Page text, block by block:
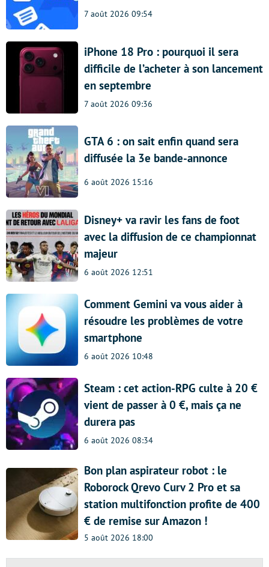
7 août 2026 09:54
iPhone 18 Pro : pourquoi il sera
difficile de l’acheter à son lancement
en septembre
7 août 2026 09:36
GTA 6 : on sait enfin quand sera
diffusée la 3e bande-annonce
6 août 2026 15:16
Disney+ va ravir les fans de foot
avec la diffusion de ce championnat
majeur
6 août 2026 12:51
Comment Gemini va vous aider à
résoudre les problèmes de votre
smartphone
6 août 2026 10:48
Steam : cet action-RPG culte à 20 €
vient de passer à 0 €, mais ça ne
durera pas
6 août 2026 08:34
Bon plan aspirateur robot : le
Roborock Qrevo Curv 2 Pro et sa
station multifonction profite de 400
€ de remise sur Amazon !
5 août 2026 18:00